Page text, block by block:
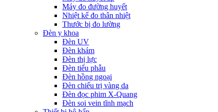
Máy đo đường huyết
Nhiệt kế đo thân nhiệt
Thước bị đo lường
Đèn y khoa
Đèn UV
Đèn khám
Đèn thị lực
Đèn tiểu phẫu
Đèn hồng ngoại
Đèn chiếu trị vàng da
Đèn đọc phim X-Quang
Đèn soi vein tĩnh mạch